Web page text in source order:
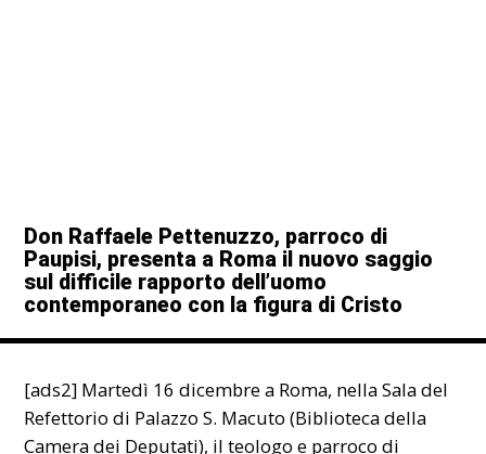
Don Raffaele Pettenuzzo, parroco di
Paupisi, presenta a Roma il nuovo saggio
sul difficile rapporto dell’uomo
contemporaneo con la figura di Cristo
[ads2] Martedì 16 dicembre a Roma, nella Sala del
Refettorio di Palazzo S. Macuto (Biblioteca della
Camera dei Deputati), il teologo e parroco di